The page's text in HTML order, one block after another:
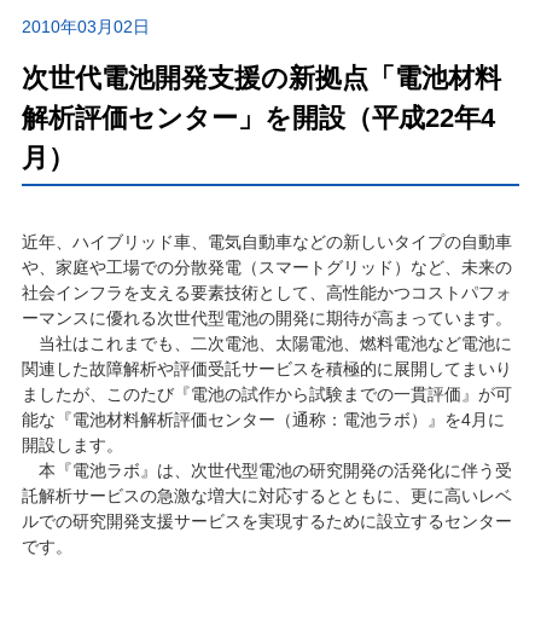
2010年03月02日
次世代電池開発支援の新拠点「電池材料
解析評価センター」を開設（平成22年4
月）
近年、ハイブリッド車、電気自動車などの新しいタイプの自動車
や、家庭や工場での分散発電（スマートグリッド）など、未来の
社会インフラを支える要素技術として、高性能かつコストパフォ
ーマンスに優れる次世代型電池の開発に期待が高まっています。
当社はこれまでも、二次電池、太陽電池、燃料電池など電池に
関連した故障解析や評価受託サービスを積極的に展開してまいり
ましたが、このたび『電池の試作から試験までの一貫評価』が可
能な『電池材料解析評価センター（通称：電池ラボ）』を4月に
開設します。
本『電池ラボ』は、次世代型電池の研究開発の活発化に伴う受
託解析サービスの急激な増大に対応するとともに、更に高いレベ
ルでの研究開発支援サービスを実現するために設立するセンター
です。